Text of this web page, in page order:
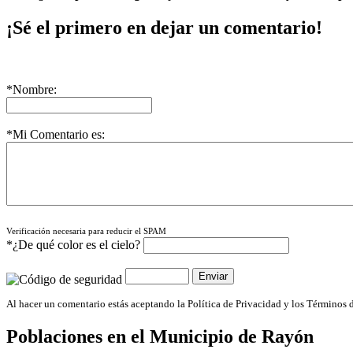
¡Sé el primero en dejar un comentario!
*Nombre:
*Mi Comentario es:
Verificación necesaria para reducir el SPAM
*¿De qué color es el cielo?
Al hacer un comentario estás aceptando la Política de Privacidad y los Términos
Poblaciones en el Municipio de Rayón